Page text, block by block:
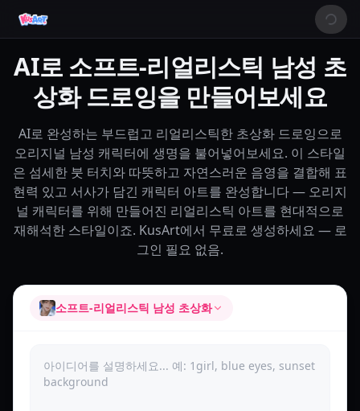
AI로 소프트-리얼리스틱 남성 초
상화 드로잉을 만들어보세요
AI로 완성하는 부드럽고 리얼리스틱한 초상화 드로잉으로
오리지널 남성 캐릭터에 생명을 불어넣어보세요. 이 스타일
은 섬세한 붓 터치와 따뜻하고 자연스러운 음영을 결합해 표
현력 있고 서사가 담긴 캐릭터 아트를 완성합니다 — 오리지
널 캐릭터를 위해 만들어진 리얼리스틱 아트를 현대적으로
재해석한 스타일이죠. KusArt에서 무료로 생성하세요 — 로
그인 필요 없음.
소프트-리얼리스틱 남성 초상화